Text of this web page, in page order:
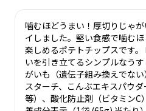
噛むほどうまい！厚切りじゃ
イしました。堅い食感で噛む
楽しめるポテトチップスです
いを引き立てるシンプルなう
がいも（遺伝子組み換えでな
スターチ、こんぶエキスパウ
等）、酸化防止剤（ビタミンC